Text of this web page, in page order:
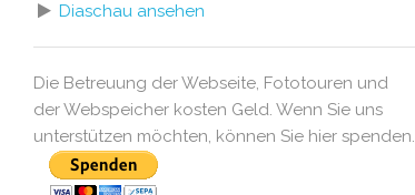
Diaschau ansehen
Die Betreuung der Webseite, Fototouren und
der Webspeicher kosten Geld. Wenn Sie uns
unterstützen möchten, können Sie hier spenden.